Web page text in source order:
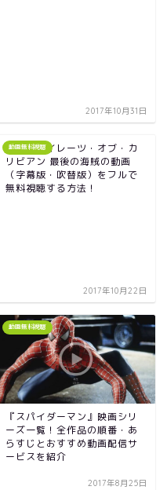
2017年10月31日
動画無料視聴
映画｜パイレーツ・オブ・カ
リビアン 最後の海賊の動画
（字幕版・吹替版）をフルで
無料視聴する方法！
2017年10月22日
動画無料視聴
『スパイダーマン』映画シリ
ーズ一覧！全作品の順番・あ
らすじとおすすめ動画配信サ
ービスを紹介
2017年8月25日